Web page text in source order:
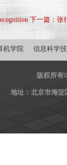
下一篇：张
机学院 信息科学
版权所有
地址：北京市海